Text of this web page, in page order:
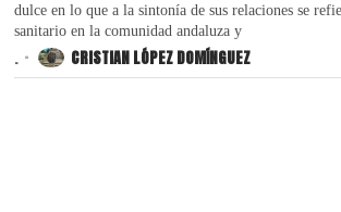
dulce en lo que a la sintonía de sus relaciones se
sanitario en la comunidad andaluza y
. CRISTIAN LÓPEZ DOMÍNGUEZ